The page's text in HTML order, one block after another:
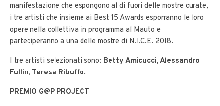
manifestazione che espongono al di fuori delle mostre curate,
i tre artisti che insieme ai Best 15 Awards esporranno le loro
opere nella collettiva in programma al Mauto e
parteciperanno a una delle mostre di N.I.C.E. 2018.
I tre artisti selezionati sono: Betty Amicucci, Alessandro
Fullin, Teresa Ribuffo.
PREMIO G@P PROJECT